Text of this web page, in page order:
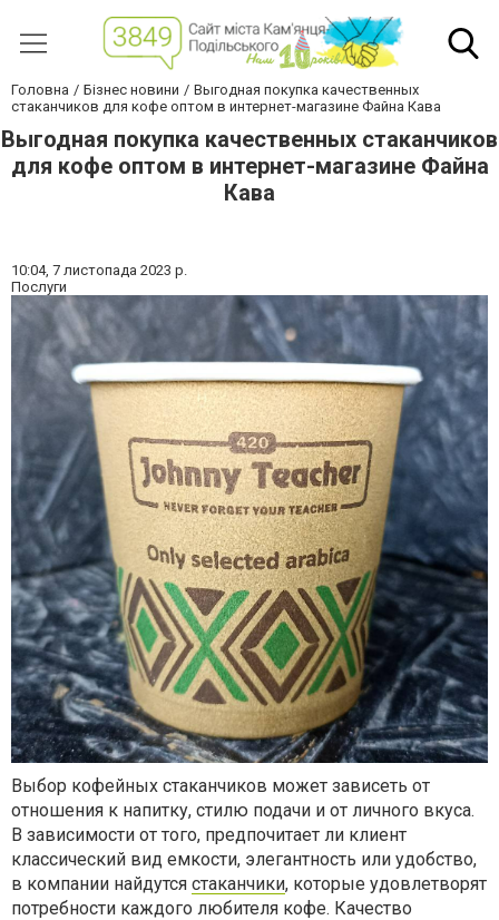
Головна Бізнес новини
Выгодная покупка качественных
стаканчиков для кофе оптом в интернет-магазине Файна Кава
Выгодная покупка качественных стаканчиков
для кофе оптом в интернет-магазине Файна
Кава
10:04, 7 листопада 2023 р.
Послуги
Выбор кофейных стаканчиков может зависеть от
отношения к напитку, стилю подачи и от личного вкуса.
В зависимости от того, предпочитает ли клиент
классический вид емкости, элегантность или удобство,
в компании найдутся стаканчики, которые удовлетворят
потребности каждого любителя кофе. Качество